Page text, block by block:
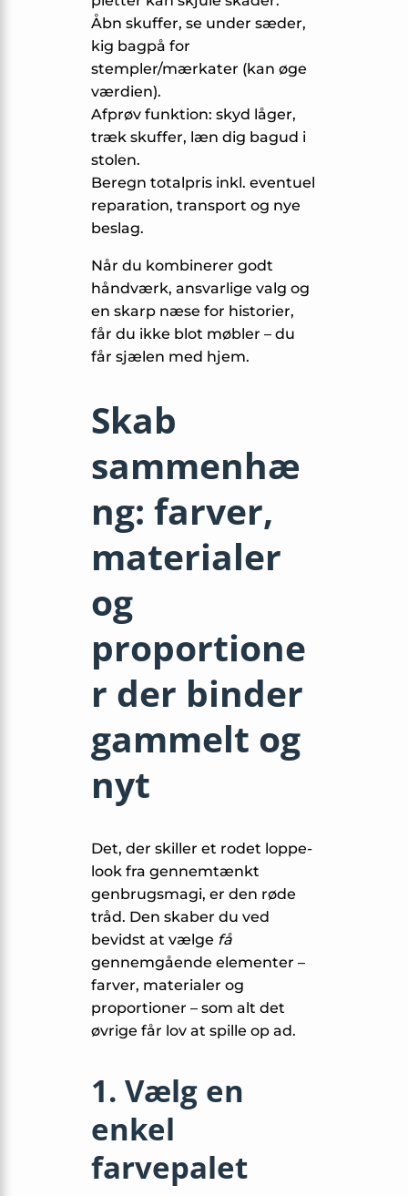
Åbn skuffer, se under sæder,
kig bagpå for
stempler/mærkater (kan øge
værdien).
Afprøv funktion: skyd låger,
træk skuffer, læn dig bagud i
stolen.
Beregn totalpris inkl. eventuel
reparation, transport og nye
beslag.
Når du kombinerer godt
håndværk, ansvarlige valg og
en skarp næse for historier,
får du ikke blot møbler – du
får sjælen med hjem.
Skab
sammenhæ
ng: farver,
materialer
og
proportione
r der binder
gammelt og
nyt
Det, der skiller et rodet loppe­
look fra gennemtænkt
genbrugs­magi, er den røde
tråd. Den skaber du ved
bevidst at vælge få
gennemgående elementer –
farver, materialer og
proportioner – som alt det
øvrige får lov at spille op ad.
1. Vælg en
enkel
farvepalet